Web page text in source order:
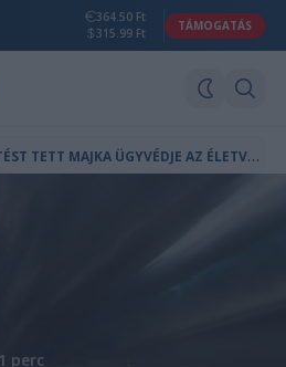
364.50 Ft
315.99 Ft
TÁMOGATÁS
B
ÜNTETŐFELJELENTÉST TETT MAJKA ÜGYVÉDJE AZ ÉLETVESZÉLYES FENYEGETÉS MIATT
perc